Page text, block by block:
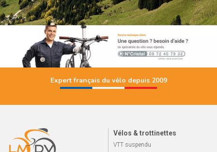
Expert français du vélo depuis 2009
Vélos & trottinettes
VTT suspendu